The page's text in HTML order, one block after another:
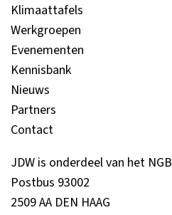
Klimaattafels
Werkgroepen
Evenementen
Kennisbank
Nieuws
Partners
Contact
JDW is onderdeel van het NGB
Postbus 93002
2509 AA DEN HAAG